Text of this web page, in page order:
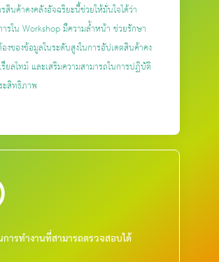
สินค้าคงคลังอัจฉริยะนี้ช่วยให้มั่นใจได้ว่า
รใน Workshop มีความล้ำหน้า ช่วยรักษา
งของข้อมูลในระดับสูงในการอัปเดตสินค้าคง
ยลไทม์ และเสริมความสามารถในการปฏิบัติ
สิทธิภาพ
ารทำงานที่สามารถตรวจสอบได้